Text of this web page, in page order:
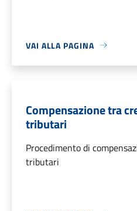
VAI ALLA PAGINA
Compensazione tra
tributari
Procedimento di
tributari